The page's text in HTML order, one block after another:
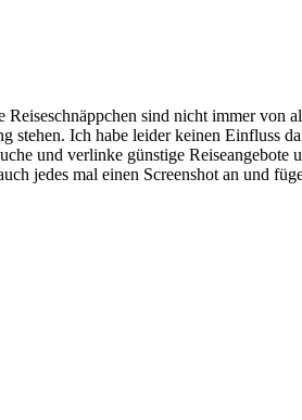
sind nicht immer von
stehen. Ich habe leider keinen Einfluss
und verlinke günstige
jedes mal einen Screenshot an und